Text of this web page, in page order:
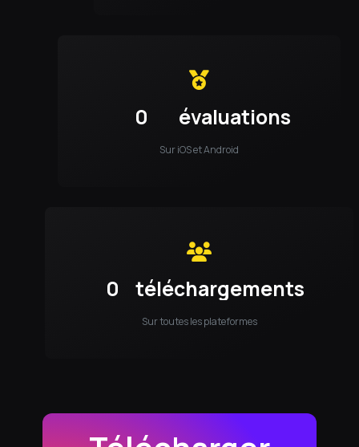
0 évaluations
Sur iOS et Android
0 téléchargements
Sur toutes les plateformes